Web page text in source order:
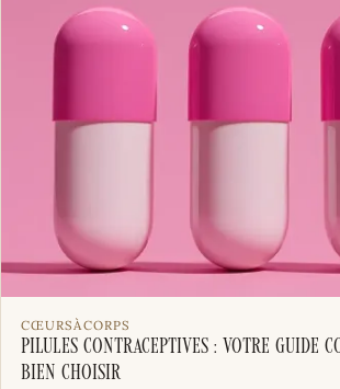
CŒURSÀCORPS
Pilules contraceptives : votre guide
bien choisir